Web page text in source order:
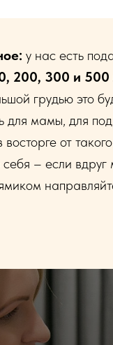
у нас есть
200, 300 и 500
грудью это
для мамы, для
восторге от
– если вдруг